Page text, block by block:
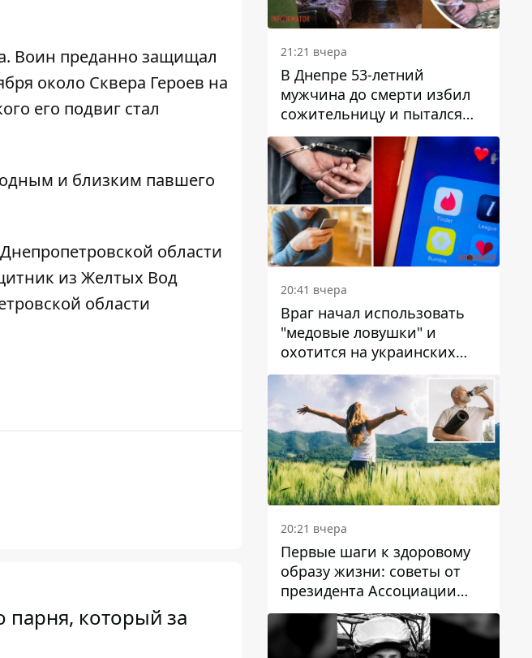
Воин преданно защищал
около Сквера Героев на
его подвиг стал
и близким павшего
области
из Желтых Вод
области
парня, который за
21:21 вчера
В Днепре 53-летний
мужчина до смерти избил
сожительницу и пытался
скрыть преступление:
детали
20:41 вчера
Враг начал использовать
"медовые ловушки" и
охотится на украинских
военнослужащих
20:21 вчера
Первые шаги к здоровому
образу жизни: советы от
президента Ассоциации
диетологов Украины